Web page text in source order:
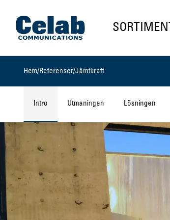
Gå till startsidan
SORTIMENT
Hem/Referenser/Jämtkraft
Intro Utmaningen Lösningen